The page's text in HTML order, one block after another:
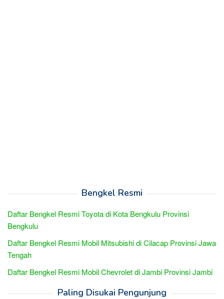
Bengkel Resmi
Daftar Bengkel Resmi Toyota di Kota Bengkulu Provinsi
Bengkulu
Daftar Bengkel Resmi Mobil Mitsubishi di Cilacap Provinsi Jawa
Tengah
Daftar Bengkel Resmi Mobil Chevrolet di Jambi Provinsi Jambi
Paling Disukai Pengunjung